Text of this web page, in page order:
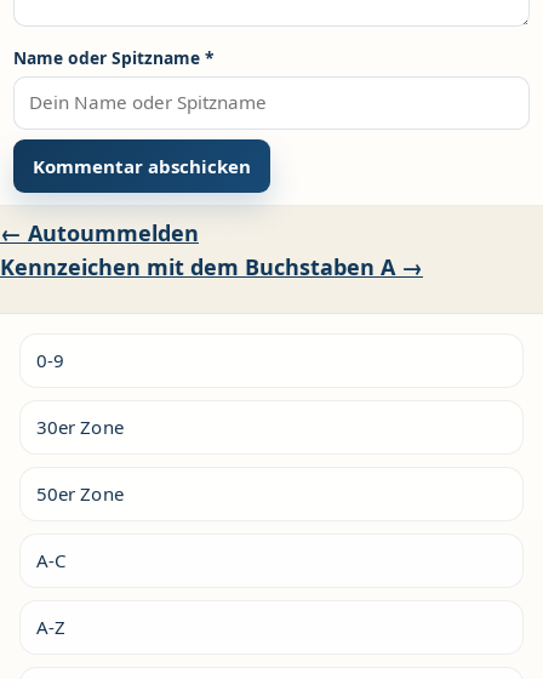
Name oder Spitzname *
Beitragsnavigation
← Autoummelden
Kennzeichen mit dem Buchstaben A →
0-9
30er Zone
50er Zone
A-C
A-Z